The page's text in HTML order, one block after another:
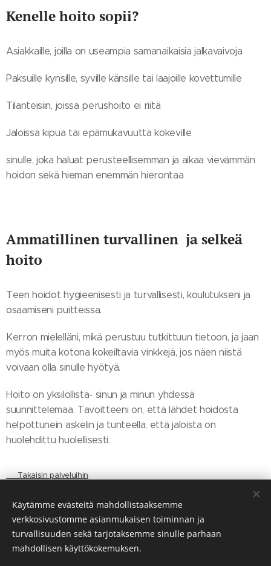
Kenelle hoito sopii?
Asiakkaille, joilla on useampia samanaikaisia jalkavaivoja
Paksuille kynsille, syville känsille tai laajoille kovettumille
Tilanteisiin, joissa perushoito ei riitä
Jaloissa kipua tai epämukavuutta kokeville
sinulle, joka haluat perusteellisemman ja aikaa vievämmän
hoidon sekä hieman enemmän hierontaa
Ammatillinen turvallinen ja selkeä
hoito
Teen hoidot hygieenisesti ja turvallisesti, koulutukseni ja
osaamiseni puitteissa.
Kerron mielelläni, mikä perustuu tutkittuun tietoon, ja jaan
myös muita kotona kokeiltavia vinkkejä, jos näen niistä
voivaan olla sinulle hyötyä.
Hoito on yksilöllistä- sinun ja minun yhdessä
suunnittelemaa. Tavoitteeni on, että lähdet hoidosta
helpottunein askelin ja tunteella, että jaloista on
huolehdittu huolellisesti.
👉 Takaisin palveluihin
Puh.:040 626 5038
Arvostele minut Googlessa
Käytämme evästeitä mahdollistaaksemme
verkkosivustomme asianmukaisen toiminnan ja
turvallisuuden sekä tarjotaksemme sinulle parhaan
mahdollisen käyttökokemuksen.